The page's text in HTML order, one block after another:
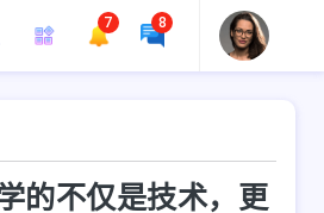
7 8
的不仅是技术，更